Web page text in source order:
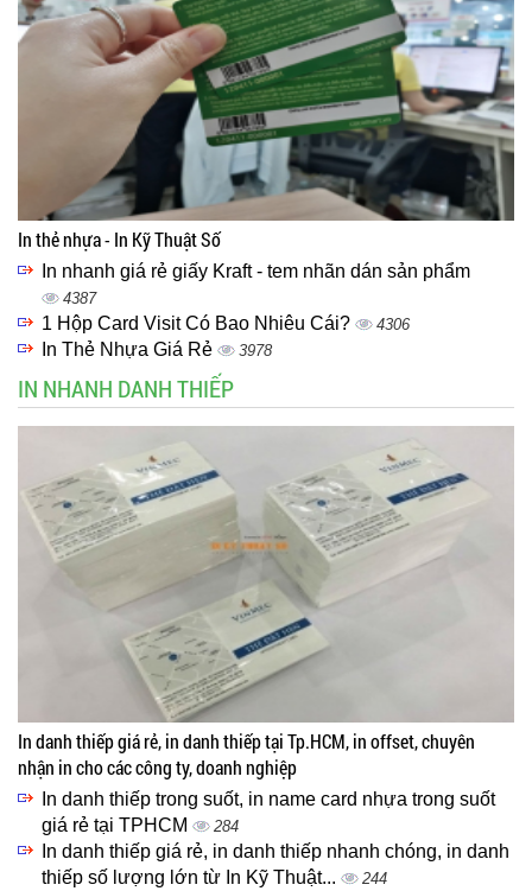
In thẻ nhựa - In Kỹ Thuật Số
In nhanh giá rẻ giấy Kraft - tem nhãn dán sản phẩm
4387
1 Hộp Card Visit Có Bao Nhiêu Cái? 4306
In Thẻ Nhựa Giá Rẻ 3978
IN NHANH DANH THIẾP
In danh thiếp giá rẻ, in danh thiếp tại Tp.HCM, in offset, chuyên
nhận in cho các công ty, doanh nghiệp
In danh thiếp trong suốt, in name card nhựa trong suốt
giá rẻ tại TPHCM
284
In danh thiếp giá rẻ, in danh thiếp nhanh chóng, in danh
thiếp số lượng lớn từ In Kỹ Thuật...
244